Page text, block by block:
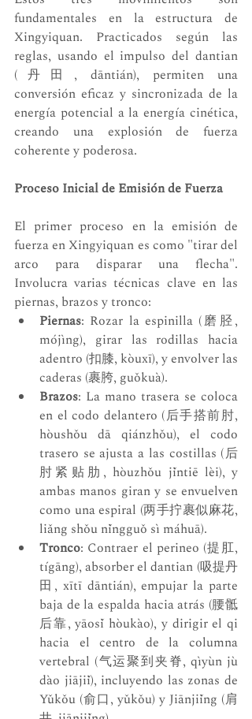
fundamentales en la estructura de
Xingyiquan. Practicados según las
reglas, usando el impulso del dantian
(丹田, dāntián), permiten una
conversión eficaz y sincronizada de la
energía potencial a la energía cinética,
creando una explosión de fuerza
coherente y poderosa.
Proceso Inicial de Emisión de Fuerza
El primer proceso en la emisión de
fuerza en Xingyiquan es como "tirar del
arco para disparar una flecha".
Involucra varias técnicas clave en las
piernas, brazos y tronco:
Piernas: Rozar la espinilla (磨胫,
mójìng), girar las rodillas hacia
adentro (扣膝, kòuxī), y envolver las
caderas (裹胯, guǒkuà).
Brazos: La mano trasera se coloca
en el codo delantero (后手搭前肘,
hòushǒu dā qiánzhǒu), el codo
trasero se ajusta a las costillas (后
肘紧贴肋, hòuzhǒu jǐntiē lèi), y
ambas manos giran y se envuelven
como una espiral (两手拧裹似麻花,
liǎng shǒu nǐngguǒ sì máhuā).
Tronco: Contraer el perineo (提肛,
tígāng), absorber el dantian (吸提丹
田, xītī dāntián), empujar la parte
baja de la espalda hacia atrás (腰骶
后靠, yāosǐ hòukào), y dirigir el qi
hacia el centro de la columna
vertebral (气运聚到夹脊, qìyùn jù
dào jiājiǐ), incluyendo las zonas de
Yǔkǒu (俞口, yǔkǒu) y Jiānjiǐng (肩